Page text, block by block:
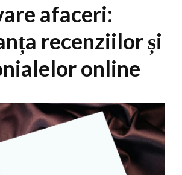
afaceri:
recenziilor și
online